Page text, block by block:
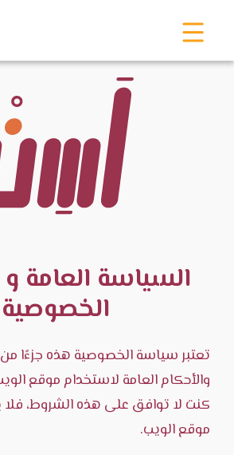
السياسة العامة
الخصوصية
تعتبر سياسة الخصوصية هذه جزءًا
والأحكام العامة لاستخدام موقع
كنت لا توافق على هذه الشروط،
موقع الويب.